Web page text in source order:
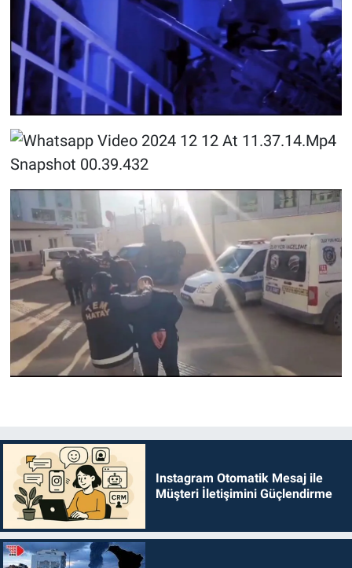
Instagram Otomatik Mesaj ile
Müşteri İletişimini Güçlendirme